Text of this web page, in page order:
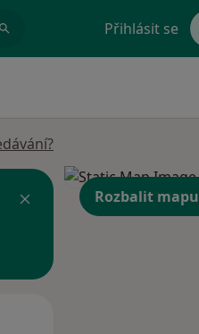
Přihlásit se
Rozbalit mapu